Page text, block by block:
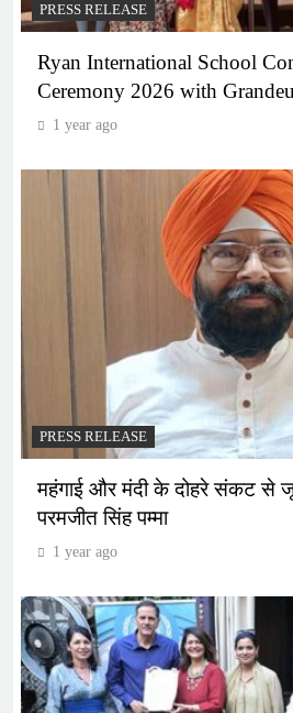
PRESS RELEASE
Ryan International School
Ceremony 2026 with
1 year ago
PRESS RELEASE
महंगाई और मंदी के दोहरे संकट से जूझ
परमजीत सिंह पम्मा
1 year ago